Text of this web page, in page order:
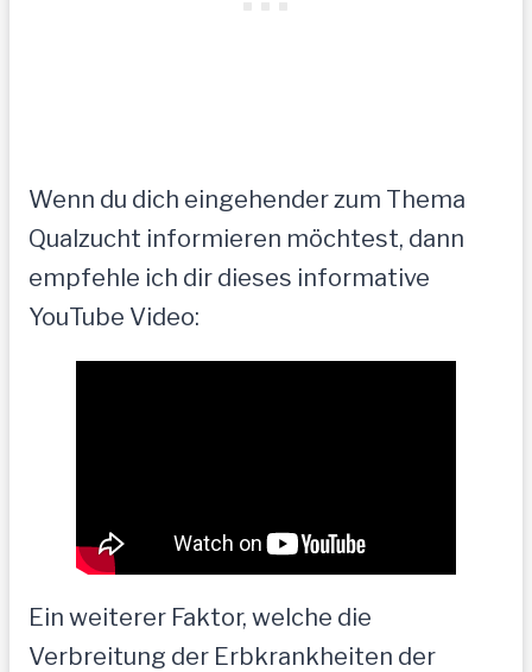
Wenn du dich eingehender zum Thema
Qualzucht informieren möchtest, dann
empfehle ich dir dieses informative
YouTube Video:
Ein weiterer Faktor, welche die
Verbreitung der Erbkrankheiten der